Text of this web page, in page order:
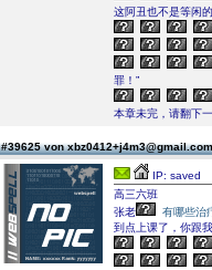
这阿丑也不是等闲
罪！”
本章未完，请翻下
#39625 von
IP: saved
高三六班
张老
有哪些治
到点上课了，你跟